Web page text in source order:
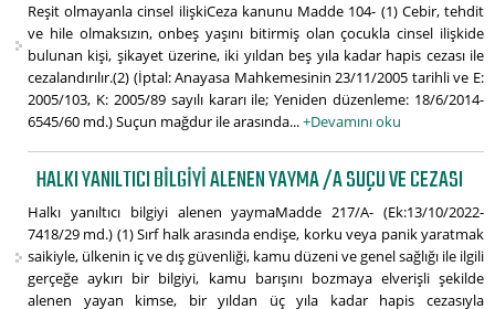
Reşit olmayanla cinsel ilişkiCeza kanunu Madde 104- (1) Cebir, tehdit
ve hile olmaksızın, onbeş yaşını bitirmiş olan çocukla cinsel ilişkide
bulunan kişi, şikayet üzerine, iki yıldan beş yıla kadar hapis cezası ile
cezalandırılır.(2) (İptal: Anayasa Mahkemesinin 23/11/2005 tarihli ve E:
2005/103, K: 2005/89 sayılı kararı ile; Yeniden düzenleme: 18/6/2014-
6545/60 md.) Suçun mağdur ile arasında...+Devamını oku
HALKI YANILTICI BILGIYI ALENEN YAYMA /A SUÇU VE CEZASI
Halkı yanıltıcı bilgiyi alenen yaymaMadde 217/A- (Ek:13/10/2022-
7418/29 md.) (1) Sırf halk arasında endişe, korku veya panik yaratmak
saikiyle, ülkenin iç ve dış güvenliği, kamu düzeni ve genel sağlığı ile ilgili
gerçeğe aykırı bir bilgiyi, kamu barışını bozmaya elverişli şekilde
alenen yayan kimse, bir yıldan üç yıla kadar hapis cezasıyla